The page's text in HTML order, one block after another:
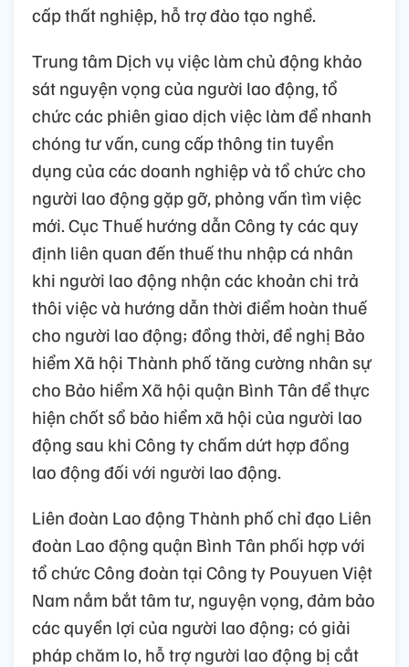
cấp thất nghiệp, hỗ trợ đào tạo nghề.
Trung tâm Dịch vụ việc làm chủ động khảo
sát nguyện vọng của người lao động, tổ
chức các phiên giao dịch việc làm để nhanh
chóng tư vấn, cung cấp thông tin tuyển
dụng của các doanh nghiệp và tổ chức cho
người lao động gặp gỡ, phỏng vấn tìm việc
mới. Cục Thuế hướng dẫn Công ty các quy
định liên quan đến thuế thu nhập cá nhân
khi người lao động nhận các khoản chi trả
thôi việc và hướng dẫn thời điểm hoàn thuế
cho người lao động; đồng thời, đề nghị Bảo
hiểm Xã hội Thành phố tăng cường nhân sự
cho Bảo hiểm Xã hội quận Bình Tân để thực
hiện chốt sổ bảo hiểm xã hội của người lao
động sau khi Công ty chấm dứt hợp đồng
lao động đối với người lao động.
Liên đoàn Lao động Thành phố chỉ đạo Liên
đoàn Lao động quận Bình Tân phối hợp với
tổ chức Công đoàn tại Công ty Pouyuen Việt
Nam nắm bắt tâm tư, nguyện vọng, đảm bảo
các quyền lợi của người lao động; có giải
pháp chăm lo, hỗ trợ người lao động bị cắt